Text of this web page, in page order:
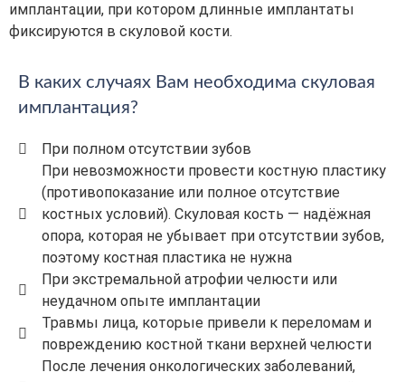
имплантации, при котором длинные имплантаты
фиксируются в скуловой кости.
В каких случаях Вам необходима скуловая
имплантация?
При полном отсутствии зубов
При невозможности провести костную пластику
(противопоказание или полное отсутствие
костных условий). Скуловая кость — надёжная
опора, которая не убывает при отсутствии зубов,
поэтому костная пластика не нужна
При экстремальной атрофии челюсти или
неудачном опыте имплантации
Травмы лица, которые привели к переломам и
повреждению костной ткани верхней челюсти
После лечения онкологических заболеваний,